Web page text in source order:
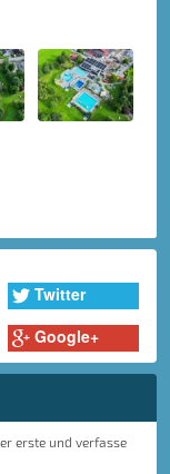
Twitter
Google+
erste und verfasse